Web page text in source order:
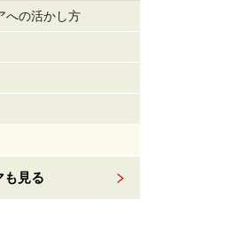
への活かし方
も見る